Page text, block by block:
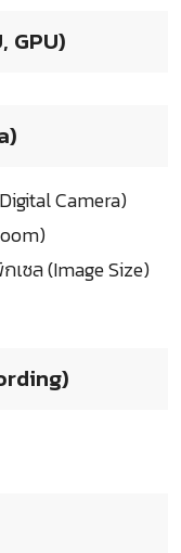
GPU)
Camera)
ซล (Image Size)